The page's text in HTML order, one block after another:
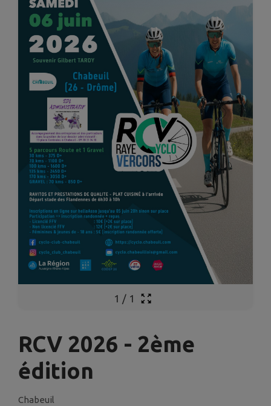
1 / 1
RCV 2026 - 2ème
édition
Chabeuil